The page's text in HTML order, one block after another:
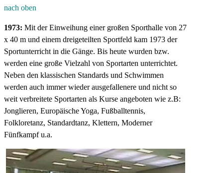
nach oben
1973: Mit der Einweihung einer großen Sporthalle von 27
x 40 m und einem dreigeteilten Sportfeld kam 1973 der
Sportunterricht in die Gänge. Bis heute wurden bzw.
werden eine große Vielzahl von Sportarten unterrichtet.
Neben den klassischen Standards und Schwimmen
werden auch immer wieder ausgefallenere und nicht so
weit verbreitete Sportarten als Kurse angeboten wie z.B:
Jonglieren, Europäische Yoga, Fußballtennis,
Folkloretanz, Standardtanz, Klettern, Moderner
Fünfkampf u.a.